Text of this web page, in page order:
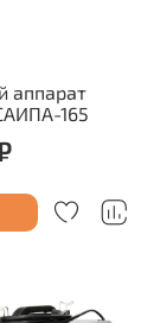
аппарат
165